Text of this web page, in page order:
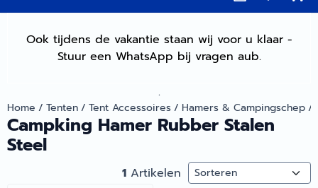
Ook tijdens de vakantie staan wij voor u klaar -
Stuur een WhatsApp bij vragen aub.
.
Home / Tenten/ Tent Accessoires/ Hamers & Campingschep/
Campking Hamer Rubber Stalen
Steel
1 Artikelen Sorteermethode